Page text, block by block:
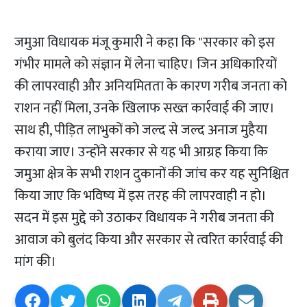
जमुआ विधायक मंजू कुमारी ने कहा कि "सरकार को इस
गंभीर मामले को संज्ञान में लेना चाहिए। जिन अधिकारियों
की लापरवाही और अनियमितता के कारण गरीब जनता को
राशन नहीं मिला, उनके खिलाफ सख्त कार्रवाई की जाए।
साथ ही, पीड़ित लाभुकों को जल्द से जल्द अनाज मुहैया
कराया जाए। उन्होंने सरकार से यह भी आग्रह किया कि
जमुआ क्षेत्र के सभी राशन दुकानों की जांच कर यह सुनिश्चित
किया जाए कि भविष्य में इस तरह की लापरवाही न हो।
सदन में इस मुद्दे को उठाकर विधायक ने गरीब जनता की
आवाज को बुलंद किया और सरकार से त्वरित कार्रवाई की
मांग की।